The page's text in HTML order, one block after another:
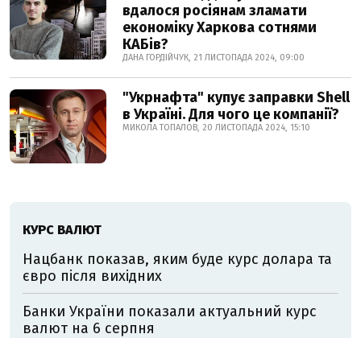
вдалося росіянам зламати
економіку Харкова сотнями
КАБів?
ДАНА ГОРДІЙЧУК, 21 ЛИСТОПАДА 2024, 09:00
"Укрнафта" купує заправки Shell
в Україні. Для чого це компанії?
МИКОЛА ТОПАЛОВ, 20 ЛИСТОПАДА 2024, 15:10
КУРС ВАЛЮТ
Нацбанк показав, яким буде курс долара та
євро після вихідних
Банки України показали актуальний курс
валют на 6 серпня